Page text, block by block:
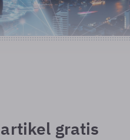
gratis